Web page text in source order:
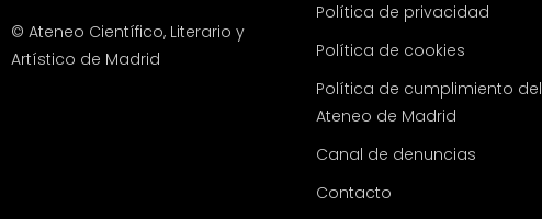
© Ateneo Científico, Literario y
Artístico de Madrid
Política de privacidad
Política de cookies
Política de cumplimiento del
Ateneo de Madrid
Canal de denuncias
Contacto